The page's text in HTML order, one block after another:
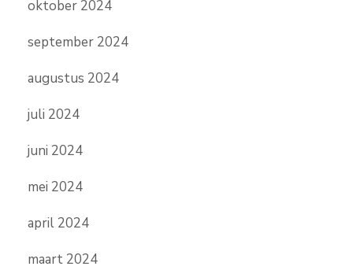
oktober 2024
september 2024
augustus 2024
juli 2024
juni 2024
mei 2024
april 2024
maart 2024